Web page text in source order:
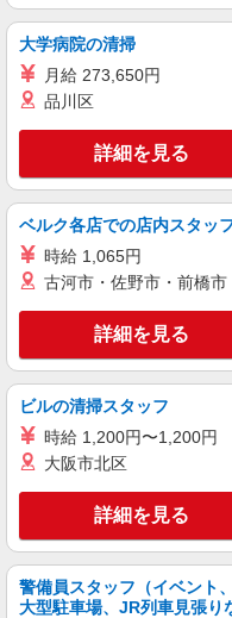
すき家の
時給
高校生時
千葉
キープ
アルバイト パート
丸亀製麺武石インター店
キッチン
時給
以降は時
千葉
キープ
アルバイト パート
そんぽの家 朝日ヶ丘/
調理補助
時給1,200円 ◎週20時
者）の場
千葉
大学病院の清掃
月給 273,650円
品川区
詳細を見る
ベルク各店での店内スタッ
時給 1,065円
古河市・佐野市・前橋
詳細を見る
ビルの清掃スタッフ
時給 1,200円〜1,200円
大阪市北区
詳細を見る
警備員スタッフ（イベント
大型駐車場、JR列車見張り